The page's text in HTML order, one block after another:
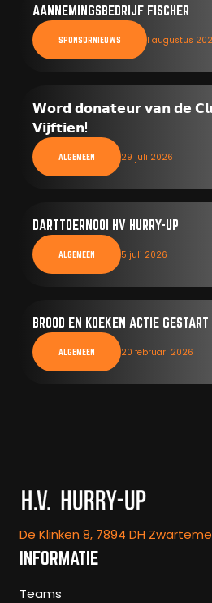
AANNEMINGSBEDRIJF FISCHER
SPONSORNIEUWS 1 augustus
𝗪𝗼𝗿𝗱 𝗱𝗼𝗻𝗮𝘁𝗲𝘂𝗿 𝘃𝗮𝗻 𝗱𝗲
𝗩𝗶𝗷𝗳𝘁𝗶𝗲𝗻!
ALGEMEEN 29 juli 2026
DARTTOERNOOI HV HURRY-UP
ALGEMEEN 5 juli 2026
BROOD EN KOEKEN ACTIE GESTART
ALGEMEEN 20 februari 2026
De Klinken 8, 7894 DH
INFORMATIE
Teams